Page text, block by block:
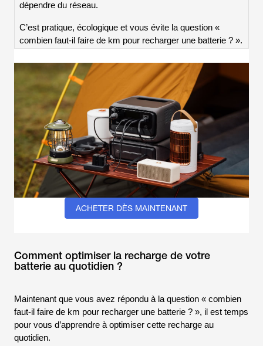
dépendre du réseau.
C’est pratique, écologique et vous évite la question «
combien faut-il faire de km pour recharger une batterie ? ».
ACHETER DÈS MAINTENANT
Comment optimiser la recharge de votre
batterie au quotidien ?
Maintenant que vous avez répondu à la question « combien
faut-il faire de km pour recharger une batterie ? », il est temps
pour vous d’apprendre à optimiser cette recharge au
quotidien.